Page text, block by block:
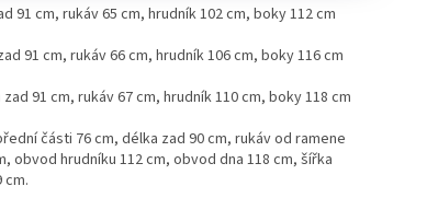
91 cm, rukáv 65 cm, hrudník 102 cm, boky 112 cm
91 cm, rukáv 66 cm, hrudník 106 cm, boky 116 cm
91 cm, rukáv 67 cm, hrudník 110 cm, boky 118 cm
části 76 cm, délka zad 90 cm, rukáv od ramene
obvod hrudníku 112 cm, obvod dna 118 cm, šířka
cm.